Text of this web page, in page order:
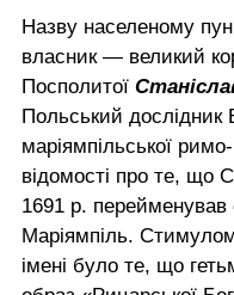
Назву населеному
власник — великий
Посполитої
Польський дослідник
маріямпільської
відомості про те, що
1691 р.
Маріямпіль.
імені було те, що